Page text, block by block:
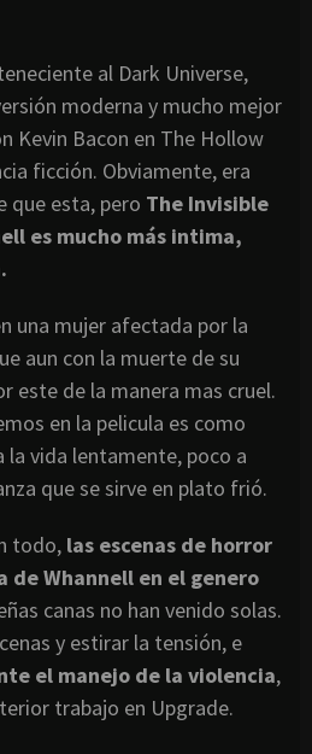
al Dark Universe,
moderna y mucho mejor
Kevin Bacon en The Hollow
ficción. Obviamente, era
que esta, pero The Invisible
es mucho más intima,
una mujer afectada por la
aun con la muerte de su
este de la manera mas cruel.
en la pelicula es como
la vida lentamente, poco a
que se sirve en plato frió.
todo, las escenas de horror
de Whannell en el genero
canas no han venido solas.
y estirar la tensión, e
el manejo de la violencia,
trabajo en Upgrade.